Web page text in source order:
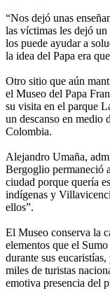
“Nos dejó unas
las víctimas les dejó
los puede ayudar a
la idea del Papa era
Otro sitio que aún
el Museo del Papa
su visita en el parque
un descanso en medio
Colombia.
Alejandro Umaña,
Bergoglio permaneció
ciudad porque quería
indígenas y
ellos”.
El Museo conserva la
elementos que el
durante sus
miles de turistas
emotiva presencia del